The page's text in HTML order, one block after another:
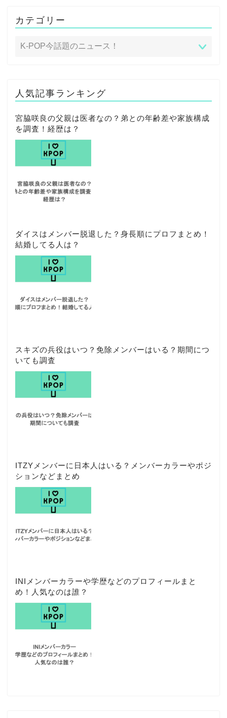
カテゴリー
人気記事ランキング
宮脇咲良の父親は医者なの？弟との年齢差や家族構成
を調査！経歴は？
ダイスはメンバー脱退した？身長順にプロフまとめ！
結婚してる人は？
スキズの兵役はいつ？免除メンバーはいる？期間につ
いても調査
ITZYメンバーに日本人はいる？メンバーカラーやポジ
ションなどまとめ
INIメンバーカラーや学歴などのプロフィールまと
め！人気なのは誰？